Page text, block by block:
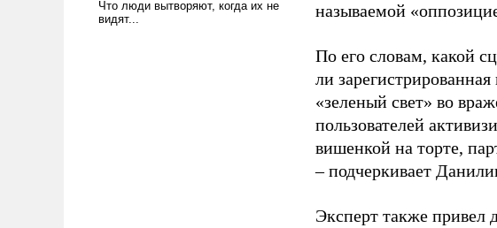
называемой
По его словам, какой
ли
«зеленый свет» во
пользователей
вишенкой на торте,
– подчеркивает
Эксперт также